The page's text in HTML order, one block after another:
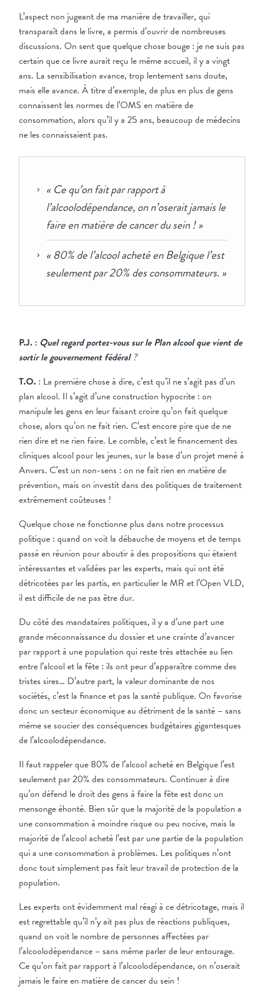
L’aspect non jugeant de ma manière de travailler, qui
transparaît dans le livre, a permis d’ouvrir de nombreuses
discussions. On sent que quelque chose bouge : je ne suis pas
certain que ce livre aurait reçu le même accueil, il y a vingt
ans. La sensibilisation avance, trop lentement sans doute,
mais elle avance. À titre d’exemple, de plus en plus de gens
connaissent les normes de l’OMS en matière de
consommation, alors qu’il y a 25 ans, beaucoup de médecins
ne les connaissaient pas.
« Ce qu’on fait par rapport à
l’alcoolodépendance, on n’oserait jamais le
faire en matière de cancer du sein ! »
« 80% de l’alcool acheté en Belgique l’est
seulement par 20% des consommateurs. »
P.J. : Quel regard portez-vous sur le Plan alcool que vient de
sortir le gouvernement fédéral?
T.O. : La première chose à dire, c’est qu’il ne s’agit pas d’un
plan alcool. Il s’agit d’une construction hypocrite : on
manipule les gens en leur faisant croire qu’on fait quelque
chose, alors qu’on ne fait rien. C’est encore pire que de ne
rien dire et ne rien faire. Le comble, c’est le financement des
cliniques alcool pour les jeunes, sur la base d’un projet mené à
Anvers. C’est un non-sens : on ne fait rien en matière de
prévention, mais on investit dans des politiques de traitement
extrêmement coûteuses !
Quelque chose ne fonctionne plus dans notre processus
politique : quand on voit la débauche de moyens et de temps
passé en réunion pour aboutir à des propositions qui étaient
intéressantes et validées par les experts, mais qui ont été
détricotées par les partis, en particulier le MR et l’Open VLD,
il est difficile de ne pas être dur.
Du côté des mandataires politiques, il y a d’une part une
grande méconnaissance du dossier et une crainte d’avancer
par rapport à une population qui reste très attachée au lien
entre l’alcool et la fête : ils ont peur d’apparaître comme des
tristes sires… D’autre part, la valeur dominante de nos
sociétés, c’est la finance et pas la santé publique. On favorise
donc un secteur économique au détriment de la santé – sans
même se soucier des conséquences budgétaires gigantesques
de l’alcoolodépendance.
Il faut rappeler que 80% de l’alcool acheté en Belgique l’est
seulement par 20% des consommateurs. Continuer à dire
qu’on défend le droit des gens à faire la fête est donc un
mensonge éhonté. Bien sûr que la majorité de la population a
une consommation à moindre risque ou peu nocive, mais la
majorité de l’alcool acheté l’est par une partie de la population
qui a une consommation à problèmes. Les politiques n’ont
donc tout simplement pas fait leur travail de protection de la
population.
Les experts ont évidemment mal réagi à ce détricotage, mais il
est regrettable qu’il n’y ait pas plus de réactions publiques,
quand on voit le nombre de personnes affectées par
l’alcoolodépendance – sans même parler de leur entourage.
Ce qu’on fait par rapport à l’alcoolodépendance, on n’oserait
jamais le faire en matière de cancer du sein !